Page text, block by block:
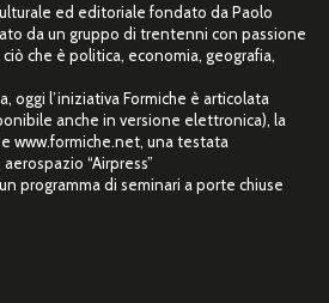
ed editoriale fondato da Paolo
da un gruppo di trentenni con passione
che è politica, economia, geografia,
oggi l’iniziativa Formiche è articolata
anche in versione elettronica), la
www.formiche.net, una testata
“Airpress”
programma di seminari a porte chiuse